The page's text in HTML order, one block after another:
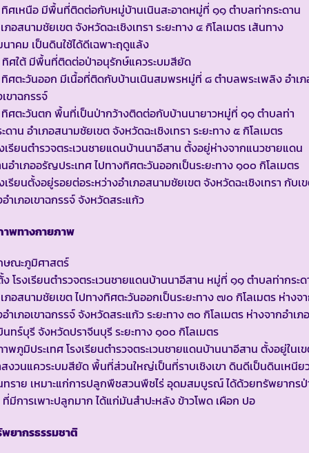
ศเหนือ มีพื้นที่ติดต่อกับหมู่บ้านเนินสะอาดหมู่ที่ ๑๑ ตำบลท่ากระดาน
ภอสนามชัยเขต จังหวัดฉะเชิงเทรา ระยะทาง ๔ กิโลเมตร เส้นทาง
าคม เป็นดินใช้ได้ดีเฉพาะฤดูแล้ง
ศใต้ มีพื้นที่ติดต่อป่าอนุรักษ์แควระบมสียัด
ศตะวันออก มีเนื้อที่ติดกับบ้านเนินสมพรหมู่ที่ ๘ ตำบลพระเพลิง อำเ
ขาฉกรรจ์
ศตะวันตก พื้นที่เป็นป่ากว้างติดต่อกับบ้านนายาวหมู่ที่ ๑๑ ตำบลท่า
ดาน อำเภอสนามชัยเขต จังหวัดฉะเชิงเทรา ระยะทาง ๕ กิโลเมตร
เรียนตำรวจตระเวนชายแดนบ้านนาอีสาน ตั้งอยู่ห่างจากแนวชายแดน
อำเภออรัญประเทศ ไปทางทิศตะวันออกเป็นระยะทาง ๑๐๐ กิโลเมตร
เรียนตั้งอยู่รอยต่อระหว่างอำเภอสนามชัยเขต จังหวัดฉะเชิงเทรา กับเ
ำเภอเขาฉกรรจ์ จังหวัดสระแก้ว
พทางกายภาพ
ณะภูมิศาสตร์
โรงเรียนตำรวจตระเวนชายแดนบ้านนาอีสาน หมู่ที่ ๑๑ ตำบลท่ากระ
ภอสนามชัยเขต ไปทางทิศตะวันออกเป็นระยะทาง ๗๐ กิโลเมตร ห่างจ
ำเภอเขาฉกรรจ์ จังหวัดสระแก้ว ระยะทาง ๓๐ กิโลเมตร ห่างจากอำเภอ
ทร์บุรี จังหวัดปราจีนบุรี ระยะทาง ๑๐๐ กิโลเมตร
พภูมิประเทศ โรงเรียนตำรวจตระเวนชายแดนบ้านนาอีสาน ตั้งอยู่ในเ
งวนแควระบมสียัด พื้นที่ส่วนใหญ่เป็นที่ราบเชิงเขา ดินดีเป็นดินเหนีย
ราย เหมาะแก่การปลูกพืชสวนพืชไร่ อุดมสมบูรณ์ ได้ด้วยทรัพยากรป่
ที่มีการเพาะปลูกมาก ได้แก่มันสำปะหลัง ข้าวโพด เผือก ปอ
ยากรธรรมชาติ